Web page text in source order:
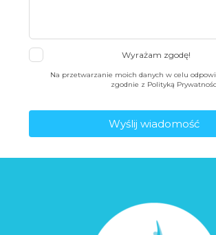
Wyrażam zgodę!
Na przetwarzanie moich danych w celu
zgodnie z Polityką
Wyślij wiadomość